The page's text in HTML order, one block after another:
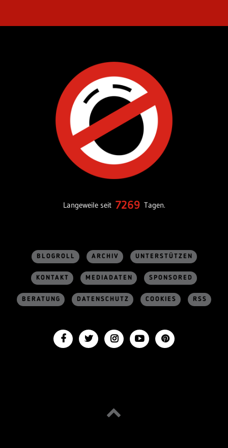
Langeweile seit 7269 Tagen.
BLOGROLL ARCHIV UNTERSTÜTZEN
KONTAKT MEDIADATEN SPONSORED
BERATUNG DATENSCHUTZ COOKIES RSS